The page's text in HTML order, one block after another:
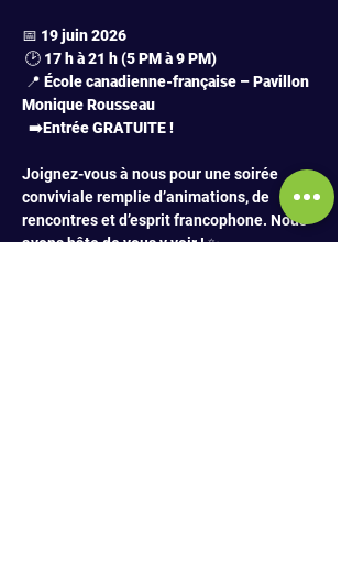
📅 19 juin 2026
🕑 17 h à 21 h (5 PM à 9 PM)
📍 École canadienne-française – Pavillon
Monique Rousseau
  ➡️Entrée GRATUITE !
Joignez-vous à nous pour une soirée
conviviale remplie d’animations, de
rencontres et d’esprit francophone. Nous
avons hâte de vous y voir ! ✨